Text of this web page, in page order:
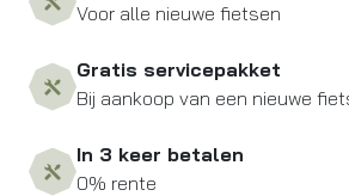
Voor alle nieuwe fietsen
Gratis servicepakket
Bij aankoop van een nieuwe
In 3 keer betalen
0% rente